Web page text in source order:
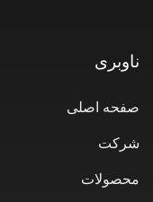
ناوبری
صفحه اصلی
شرکت
محصولات